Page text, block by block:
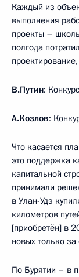
Каждый из
выполнения
проекты –
полгода
В.Путин:
А.Козлов:
Что касается
это поддержка
капитальной
принимали
в Улан-Удэ
километров
[приобретён] в
новых только за
По Бурятии – в